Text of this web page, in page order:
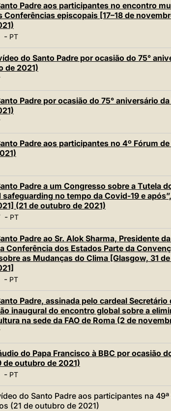
Padre aos participantes no encontro
Conferências episcopais [17–18 de
- PT
do Santo Padre por ocasião do 75°
de 2021)
Padre por ocasião do 75° aniversário da
Padre aos participantes no 4º Fórum
Padre a um Congresso sobre a Tutela
safeguarding no tempo da Covid-19 e
(21 de outubro de 2021)
- PT
Padre ao Sr. Alok Sharma, Presidente
Conferência dos Estados Parte da
as Mudanças do Clima [Glasgow, 31
- PT
Padre, assinada pelo cardeal Secretário
inaugural do encontro global sobre a
na sede da FAO de Roma (2 de
do Papa Francisco à BBC por ocasião
de outubro de 2021)
- PT
do Santo Padre aos participantes na
(21 de outubro de 2021)